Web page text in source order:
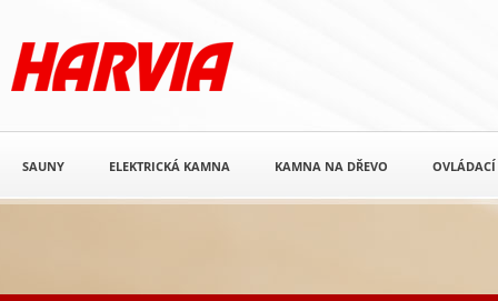
SAUNY ELEKTRICKÁ KAMNA KAMNA NA DŘEVO OVLÁDACÍ